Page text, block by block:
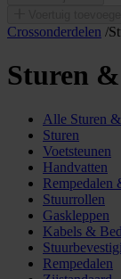
Crossonderdelen /
Sturen
Alle Sturen
Sturen
Voetsteunen
Handvatten
Rempedalen
Stuurrollen
Gaskleppen
Kabels &
Rempedalen